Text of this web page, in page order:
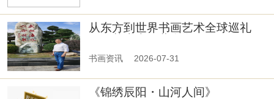
从东方到世界书画艺术全球巡礼
书画资讯 2026-07-31
《锦绣辰阳・山河人间》